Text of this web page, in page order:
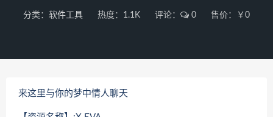
分类： 软件工具 热度：1.1K 评论： 0 售价：￥0
来这里与你的梦中情人聊天